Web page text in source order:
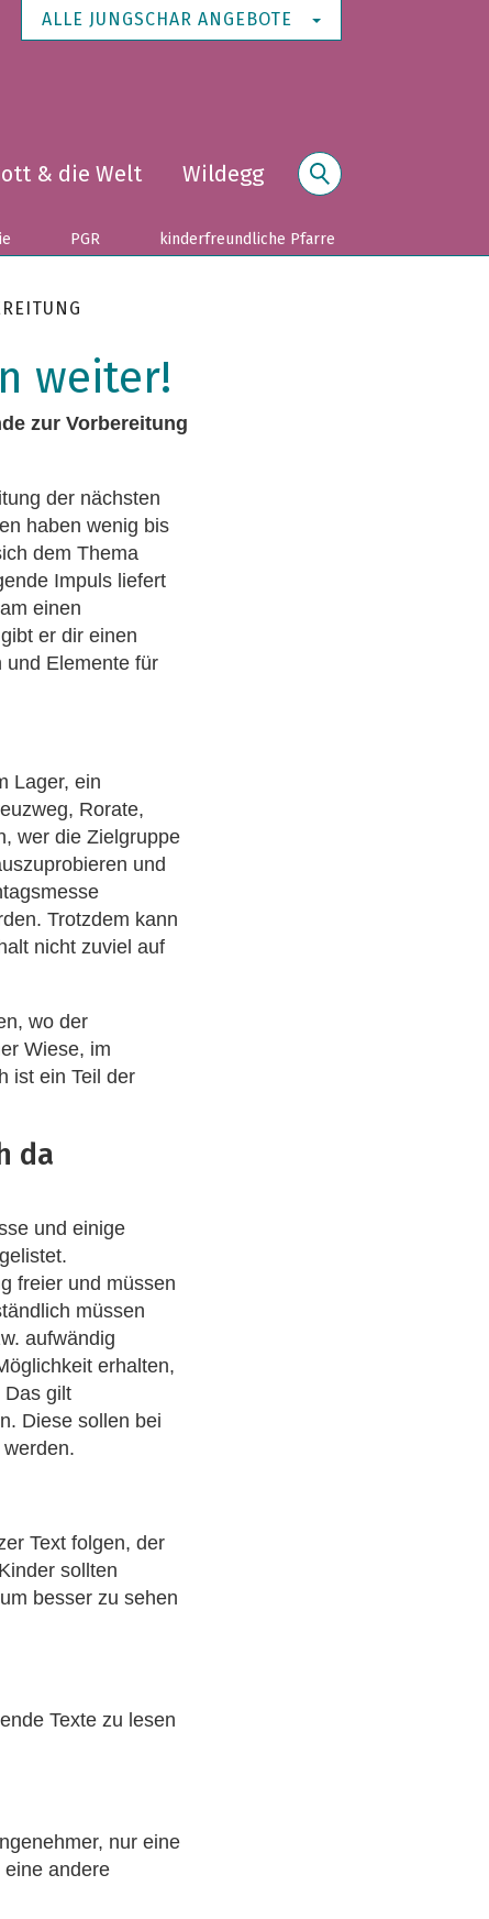
ALLE JUNGSCHAR ANGEBOTE
& die Welt Wildegg
PGR kinderfreundliche Pfarre
weiter!
zur Vorbereitung
der nächsten
haben wenig bis
dem Thema
Impuls liefert
einen
er dir einen
und Elemente für
Lager, ein
Rorate,
wer die Zielgruppe
und
Trotzdem kann
nicht zuviel auf
wo der
Wiese, im
ist ein Teil der
da
und einige
freier und müssen
müssen
aufwändig
erhalten,
Das gilt
Diese sollen bei
Text folgen, der
sollten
besser zu sehen
Texte zu lesen
nur eine
eine andere